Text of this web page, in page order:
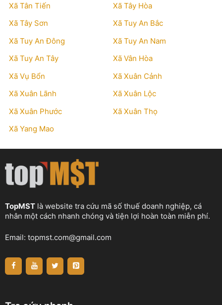
Xã Tân Tiến
Xã Tây Hòa
Xã Tây Sơn
Xã Tuy An Bắc
Xã Tuy An Đông
Xã Tuy An Nam
Xã Tuy An Tây
Xã Vân Hòa
Xã Vụ Bổn
Xã Xuân Cảnh
Xã Xuân Lãnh
Xã Xuân Lộc
Xã Xuân Phước
Xã Xuân Thọ
Xã Yang Mao
TopMST là website tra cứu mã số thuế doanh nghiệp, cá
nhân một cách nhanh chóng và tiện lợi hoàn toàn miễn phí.
Email: topmst.com@gmail.com